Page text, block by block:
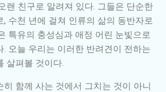
랜 친구로 알려져 있다. 그들은 단순한
수천 년에 걸쳐 인류의 삶의 동반자로
특유의 충성심과 애정 어린 눈빛으로
. 오늘 우리는 이러한 반려견이 전하는
살펴볼 것이다.
히 함께 사는 것에서 그치는 것이 아니